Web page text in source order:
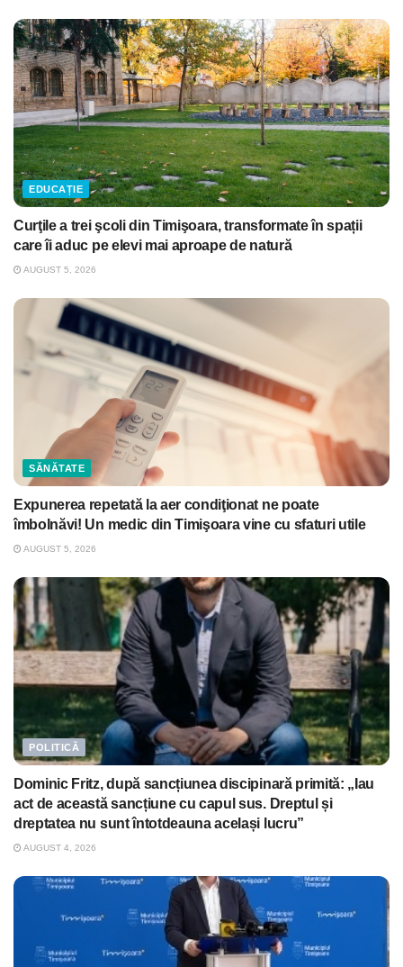
EDUCAȚIE
Curţile a trei şcoli din Timişoara, transformate în spații
care îi aduc pe elevi mai aproape de natură
AUGUST 5, 2026
SĂNĂTATE
Expunerea repetată la aer condiţionat ne poate
îmbolnăvi! Un medic din Timişoara vine cu sfaturi utile
AUGUST 5, 2026
POLITICĂ
Dominic Fritz, după sancțiunea discipinară primită: „Iau
act de această sancțiune cu capul sus. Dreptul și
dreptatea nu sunt întotdeauna același lucru”
AUGUST 4, 2026